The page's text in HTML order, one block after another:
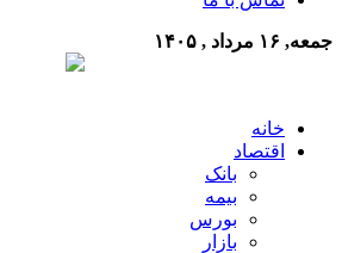
جمعه, ۱۶ مرداد , ۱۴۰۵
خانه
اقتصاد
بانک
بیمه
بورس
بازار